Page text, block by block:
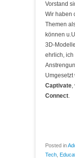
Vorstand
Wir haben
Themen
können
3D-
ehrlich, ich
Captivate,
Connect.
Posted in
Tech